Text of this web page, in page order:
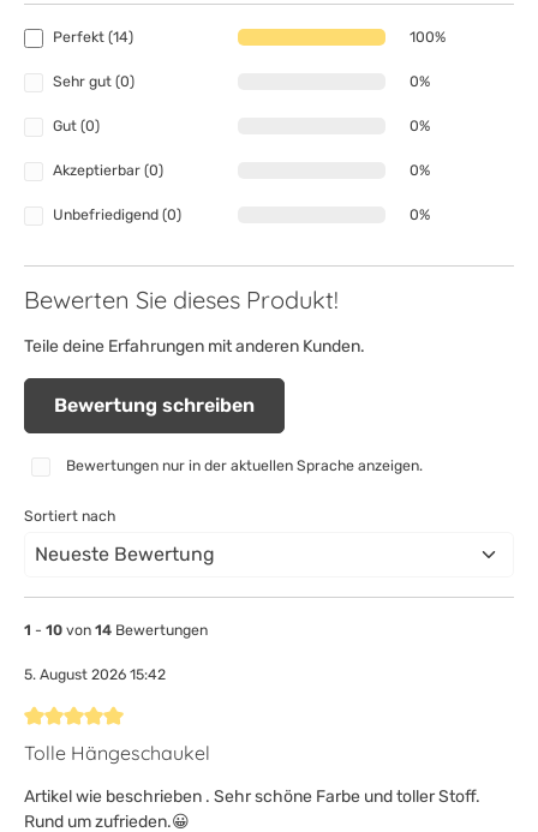
Perfekt (14) 100%
Sehr gut (0) 0%
Gut (0) 0%
Akzeptierbar (0) 0%
Unbefriedigend (0) 0%
Bewerten Sie dieses Produkt!
Teile deine Erfahrungen mit anderen Kunden.
Bewertung schreiben
Bewertungen nur in der aktuellen Sprache anzeigen.
Sortiert nach
1 - 10 von 14 Bewertungen
5. August 2026 15:42
Bewertung mit 5 von 5 Sternen
Tolle Hängeschaukel
Artikel wie beschrieben . Sehr schöne Farbe und toller Stoff.
Rund um zufrieden.😀